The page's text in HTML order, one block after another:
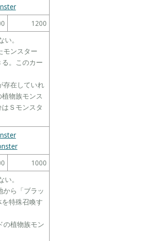
1200
。
モンスター
。このカー
存在していれ
物族モンス
Ｓモンスタ
1000
。
から「ブラッ
特殊召喚す
の植物族モン